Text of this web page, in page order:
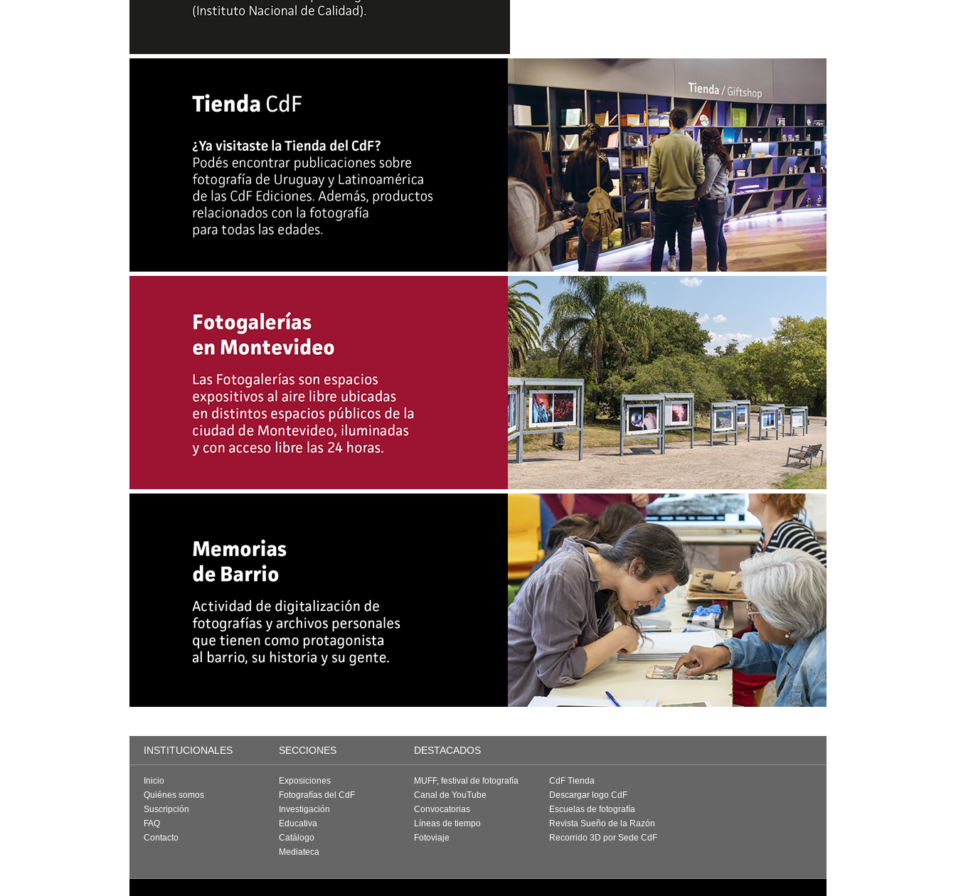
INSTITUCIONALES SECCIONES DESTACADOS
Inicio
Quiénes somos
Suscripción
FAQ
Contacto
Exposiciones
Fotografías del CdF
Investigación
Educativa
Catálogo
Mediateca
MUFF, festival de fotografía
Canal de YouTube
Convocatorias
Líneas de tiempo
Fotoviaje
CdF Tienda
Descargar logo CdF
Escuelas de fotografía
Revista Sueño de la Razón
Recorrido 3D por Sede CdF